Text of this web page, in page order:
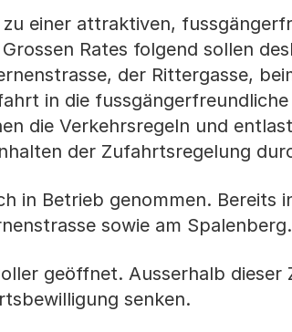
einer attraktiven,
Rates folgend sollen
der Rittergasse,
in die
die Verkehrsregeln und
der Zufahrtsregelung
in Betrieb genommen. Bereits
sowie am Spalenberg.
geöffnet. Ausserhalb dieser
senken.